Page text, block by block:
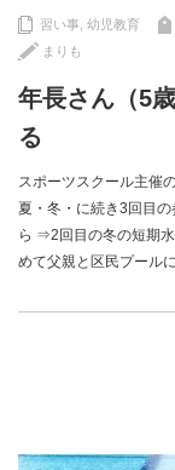
習い事, 幼児教育
まりも
年長さん（5
る
スポーツスクール主催
夏・冬・に続き3回目
ら ⇒2回目の冬の短期
めて父親と区民プール